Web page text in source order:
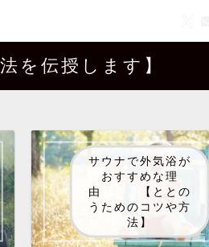
伝授します】
サウナで外気浴が
おすすめな理
由 【ととの
うためのコツや方
法】